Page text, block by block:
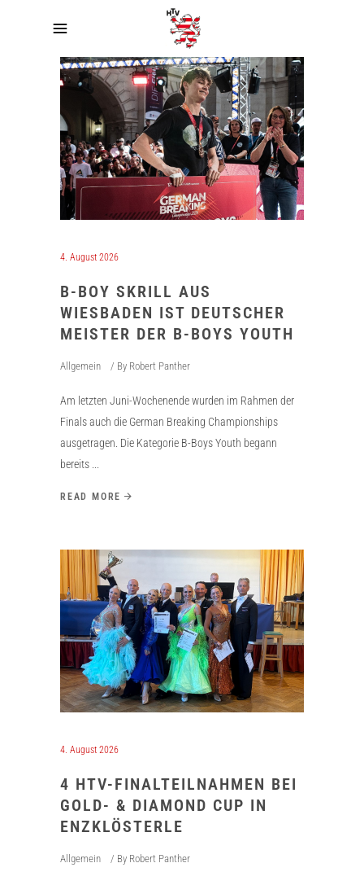
4. August 2026
B-BOY SKRILL AUS
WIESBADEN IST DEUTSCHER
MEISTER DER B-BOYS YOUTH
Allgemein By Robert Panther
Am letzten Juni-Wochenende wurden im Rahmen der
Finals auch die German Breaking Championships
ausgetragen. Die Kategorie B-Boys Youth begann
bereits
READ MORE
4. August 2026
4 HTV-FINALTEILNAHMEN BEI
GOLD- & DIAMOND CUP IN
ENZKLÖSTERLE
Allgemein By Robert Panther